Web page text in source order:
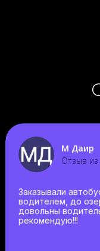
М Даир
Отзыв из
Заказывали
водителем, до
довольны
рекомендую!!!